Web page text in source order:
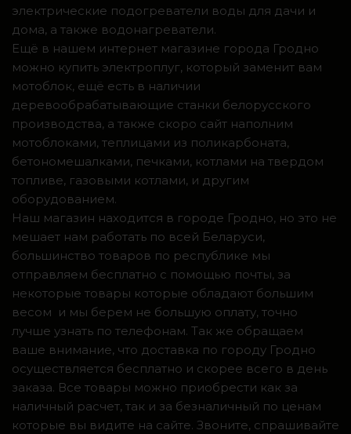
электрические подогреватели воды для дачи и
дома, а также водонагреватели.
Ещё в нашем интернет магазине города Гродно
можно купить электроплуг, который заменит вам
мотоблок, ещё есть в наличии
деревообрабатывающие станки белорусского
производства, а также скоро сайт наполним
мотоблоками, теплицами из поликарбоната,
бетономешалками, печками, котлами на твердом
топливе, газовыми котлами, и другим
оборудованием.
Наш магазин находится в городе Гродно, но это не
мешает нам работать по всей Беларуси,
большинство товаров по республике мы
отправляем бесплатно с помощью почты, за
некоторые товары которые обладают большим
весом и мы берем не большую оплату, точно
лучше узнать по телефонам. Так же обращаем
ваше внимание, что доставка по городу Гродно
осуществляется бесплатно и скорее всего в день
заказа. Все товары можно приобрести как за
наличный расчет, так и за безналичный по ценам
которые вы видите на сайте. Звоните, спрашивайте